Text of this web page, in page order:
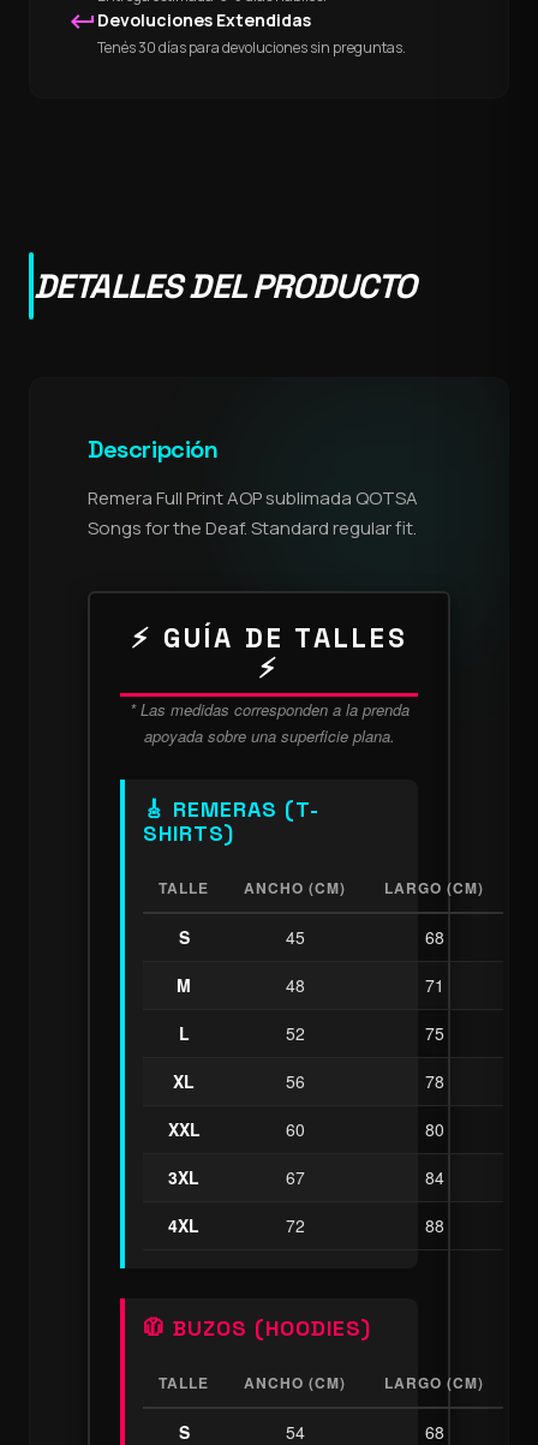
keyboard_return Devoluciones Extendidas
Tenés 30 días para devoluciones sin preguntas.
DETALLES DEL PRODUCTO
Descripción
Remera Full Print AOP sublimada QOTSA
Songs for the Deaf. Standard regular fit.
⚡ GUÍA DE TALLES
⚡
* Las medidas corresponden a la prenda
apoyada sobre una superficie plana.
🎸 REMERAS (T-
SHIRTS)
TALLE ANCHO (CM) LARGO (CM)
S 45
68
M
48
71
L
52
75
XL
56
78
XXL
60
80
3XL
67
84
4XL
72 88
🧥 BUZOS (HOODIES)
TALLE ANCHO (CM) LARGO (CM)
S 54
68